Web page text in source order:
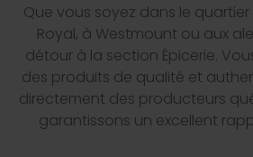
Que vous soyez dans le
Royal, à Westmount ou aux
détour à la section Épicerie.
des produits de qualité et
directement des producteurs
garantissons un excellent